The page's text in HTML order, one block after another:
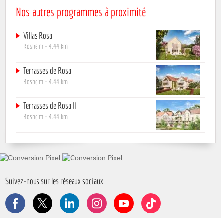
Nos autres programmes à proximité
Villas Rosa
Rosheim - 4.44 km
Terrasses de Rosa
Rosheim - 4.44 km
Terrasses de Rosa II
Rosheim - 4.44 km
Suivez-nous sur les réseaux sociaux
FacebookX LinkedIn InstagramYouTube TikTok